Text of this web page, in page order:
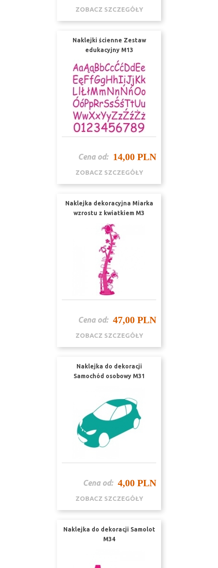
ZOBACZ SZCZEGÓŁY
Naklejki ścienne Zestaw
edukacyjny M13
Cena od: 14,00 PLN
ZOBACZ SZCZEGÓŁY
Naklejka dekoracyjna Miarka
wzrostu z kwiatkiem M3
Cena od: 47,00 PLN
ZOBACZ SZCZEGÓŁY
Naklejka do dekoracji
Samochód osobowy M31
Cena od: 4,00 PLN
ZOBACZ SZCZEGÓŁY
Naklejka do dekoracji Samolot
M34